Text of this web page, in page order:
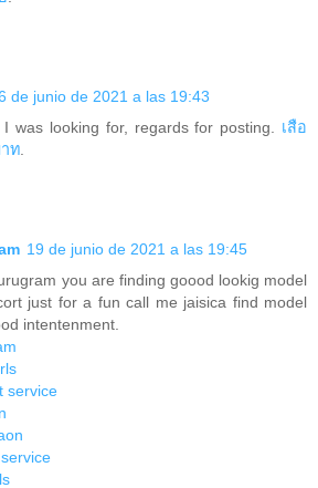
de junio de 2021 a las 19:43
was looking for, regards for posting. เสือ
ท
19 de junio de 2021 a las 19:45
you are finding goood lookig model
just for a fun call me jaisica find model
intentenment.
service